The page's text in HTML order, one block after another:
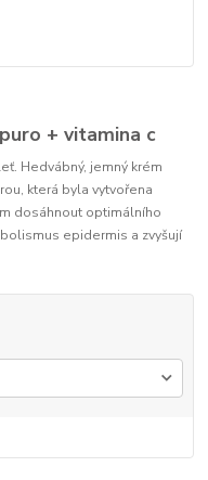
+ vitamina c
Hedvábný, jemný krém
která byla vytvořena
dosáhnout optimálního
epidermis a zvyšují